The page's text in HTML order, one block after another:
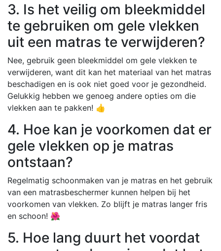
3. Is het veilig om bleekmiddel
te gebruiken om gele vlekken
uit een matras te verwijderen?
Nee, gebruik geen bleekmiddel om gele vlekken te
verwijderen, want dit kan het materiaal van het matras
beschadigen en is ook niet goed voor je gezondheid.
Gelukkig hebben we genoeg andere opties om die
vlekken aan te pakken! 👍
4. Hoe kan je voorkomen dat er
gele vlekken op je matras
ontstaan?
Regelmatig schoonmaken van je matras en het gebruik
van een matrasbeschermer kunnen helpen bij het
voorkomen van vlekken. Zo blijft je matras langer fris
en schoon! 🌺
5. Hoe lang duurt het voordat